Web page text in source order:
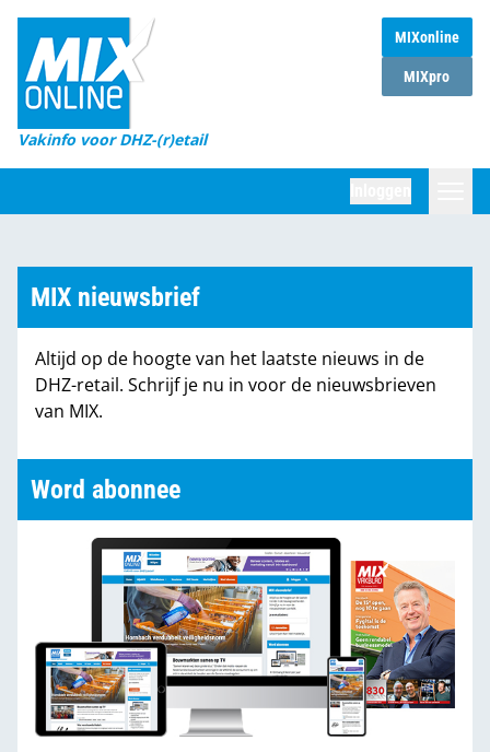
MIXonline
MIXpro
Vakinfo voor DHZ-(r)etail
Home
Magazines
DHZ Sessie
Marktcijfers
Partners
MIX nieuwsbrief
Altijd op de hoogte van het laatste nieuws in de
DHZ-retail. Schrijf je nu in voor de nieuwsbrieven
van MIX.
Word abonnee